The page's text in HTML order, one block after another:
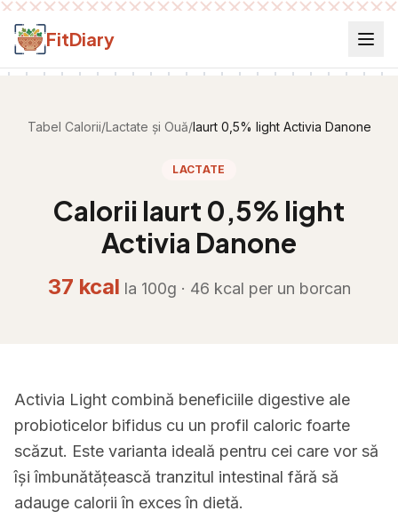
Salt la conținut
FitDiary
Tabel Calorii/Lactate și Ouă/Iaurt 0,5% light Activia Danone
LACTATE
Calorii Iaurt 0,5% light
Activia Danone
37 kcal la 100g · 46 kcal per un borcan
Activia Light combină beneficiile digestive ale
probioticelor bifidus cu un profil caloric foarte
scăzut. Este varianta ideală pentru cei care vor să
își îmbunătățească tranzitul intestinal fără să
adauge calorii în exces în dietă.